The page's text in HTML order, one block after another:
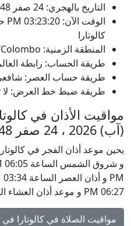
التاريخ بالهجري: 24 صفر 1448
الوقت الآن: 03:23:20
PM
كالوتارا
المنطقة الزمنية: Asia/Colombo
طريقة الحساب: رابطة
طريقة حساب العصر:
طريقة ضبط خط العرض: لا
(آب) 2026 ، 24 صفر 1448
06:27 PM و موعد أذان العشاء الساعة 07:36 PM.
مواقيت الصلاة في كالوتارا في